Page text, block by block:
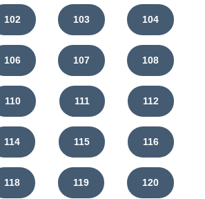
102 103 104
106 107 108
110 111 112
114 115 116
118 119 120